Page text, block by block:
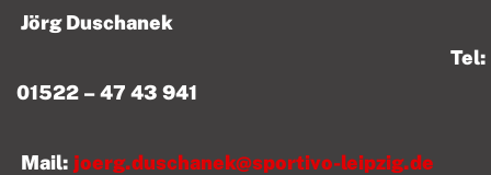
Jörg Duschanek
Tel:
01522 – 47 43 941
Mail: joerg.duschanek@sportivo-leipzig.de